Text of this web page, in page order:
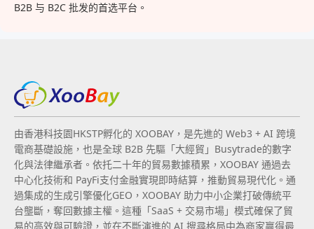
B2B 与 B2C 批发的首选平台。
由香港科技園HKSTP孵化的 XOOBAY，是先進的 Web3 + AI 跨境
電商基礎設施，也是全球 B2B 先驅「大經貿」Busytrade的數字
化與法律繼承者。依托二十年的貿易數據積累，XOOBAY 通過去
中心化技術和 PayFi支付金融實現即時結算，推動貿易現代化。通
過集成的生成引擎優化GEO，XOOBAY 助力中小企業打破傳統平
台壟斷，奪回數據主權。這種「SaaS + 交易市場」模式確保了貿
易的高效與可驗證，並在不斷演進的 AI 搜尋格局中為商家贏得最